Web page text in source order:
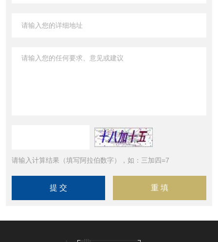
请输入计算结果（填写阿拉伯数字），如：三加四=7